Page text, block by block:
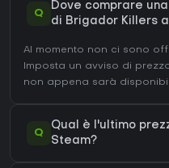
Q
Dove comprare
di Brigador Killers
Al momento non ci sono
Imposta un avviso di
non appena sarà
Q
Qual è l'ultimo
Steam?